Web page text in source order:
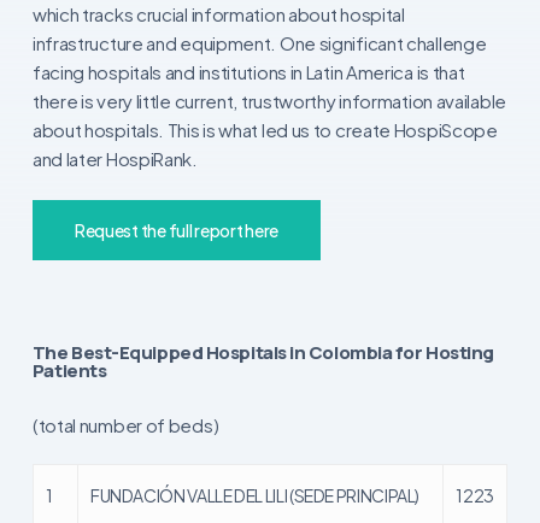
which tracks crucial information about hospital
infrastructure and equipment. One significant challenge
facing hospitals and institutions in Latin America is that
there is very little current, trustworthy information available
about hospitals. This is what led us to create HospiScope
and later HospiRank.
Request the full report here
The Best-Equipped Hospitals in Colombia for Hosting
Patients
(total number of beds)
1 FUNDACIÓN VALLE DEL LILI (SEDE PRINCIPAL) 1223